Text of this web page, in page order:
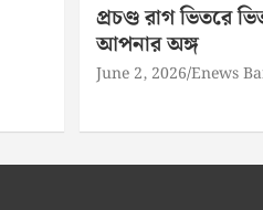
প্রচণ্ড রাগ ভিতরে
আপনার অঙ্গ
June 2, 2026 Enews